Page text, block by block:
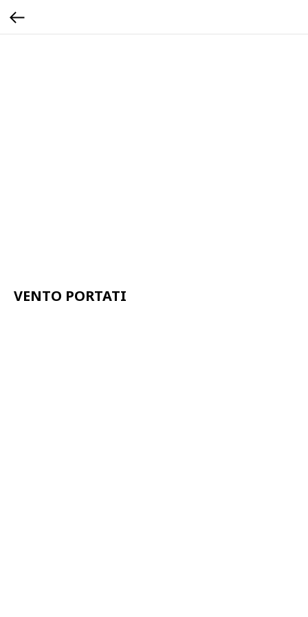
VENTO PORTATI